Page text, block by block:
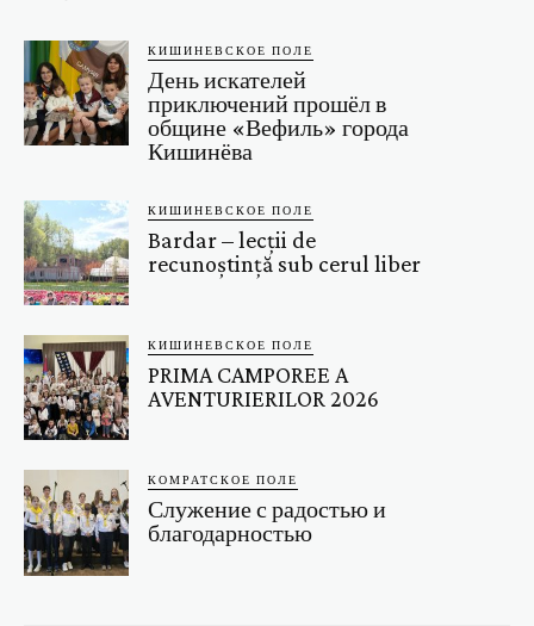
КИШИНЕВСКОЕ ПОЛЕ
День искателей
приключений прошёл в
общине «Вефиль» города
Кишинёва
КИШИНЕВСКОЕ ПОЛЕ
Bardar – lecții de
recunoștință sub cerul liber
КИШИНЕВСКОЕ ПОЛЕ
PRIMA CAMPOREE A
AVENTURIERILOR 2026
КОМРАТСКОЕ ПОЛЕ
Служение с радостью и
благодарностью